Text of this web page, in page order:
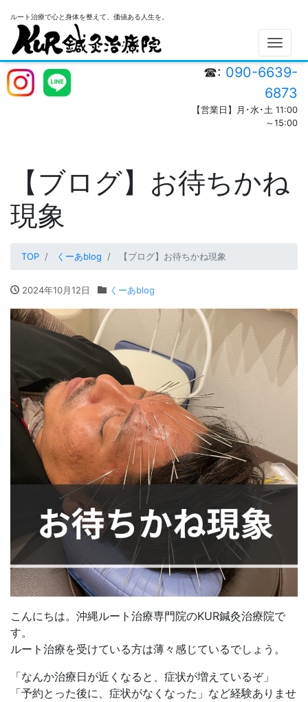
ルート治療で心と身体を整えて、価値ある人生を。
☎: 090-6639-
6873
【営業日】月･水･土 11:00
～15:00
【ブログ】お待ちかね
現象
TOP くーあblog 【ブログ】お待ちかね現象
2024年10月12日 くーあblog
こんにちは。沖縄ルート治療専門院のKUR鍼灸治療院で
す。
ルート治療を受けている方は薄々感じているでしょう。
「なんか治療日が近くなると、症状が増えているぞ」
「予約とった後に、症状がなくなった」など経験ありませ